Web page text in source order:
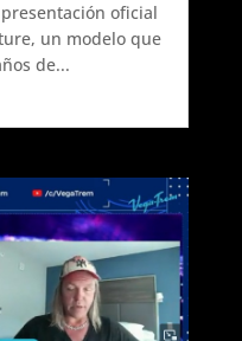
oficial
un modelo que
de...